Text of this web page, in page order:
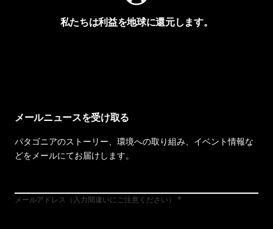
私たちは利益を地球に還元します。
メールニュースを受け取る
パタゴニアのストーリー、環境への取り組み、イベント情報な
どをメールにてお届けします。
メールアドレス（入力間違いにご注意ください）